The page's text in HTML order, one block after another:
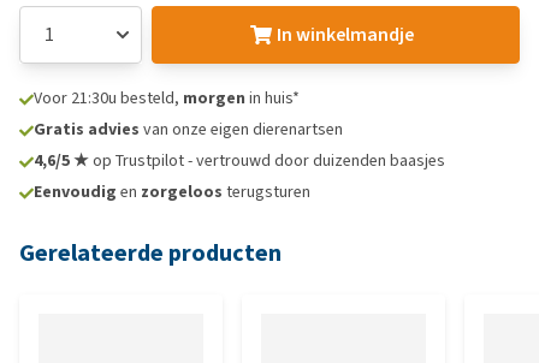
In winkelmandje
Voor 21:30u besteld, morgen in huis*
Gratis advies van onze eigen dierenartsen
4,6/5 ★op Trustpilot - vertrouwd door duizenden baasjes
Eenvoudig en zorgeloos terugsturen
Gerelateerde producten